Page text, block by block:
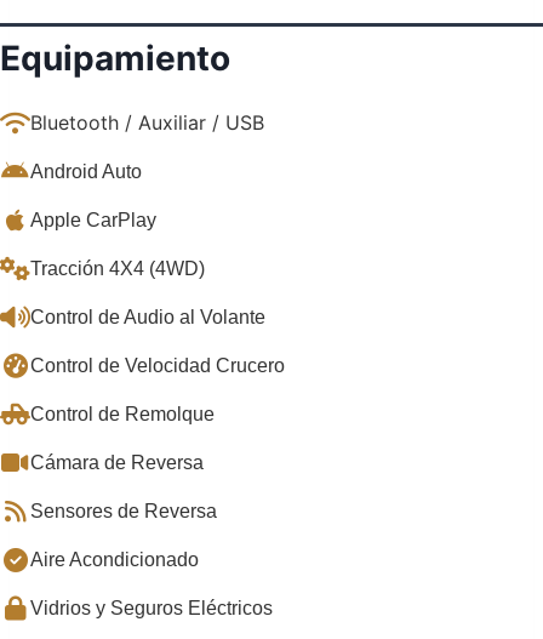
Equipamiento
Bluetooth / Auxiliar / USB
Android Auto
Apple CarPlay
Tracción 4X4 (4WD)
Control de Audio al Volante
Control de Velocidad Crucero
Control de Remolque
Cámara de Reversa
Sensores de Reversa
Aire Acondicionado
Vidrios y Seguros Eléctricos